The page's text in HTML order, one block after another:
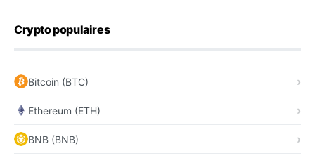
Crypto populaires
Bitcoin (BTC)
Ethereum (ETH)
BNB (BNB)